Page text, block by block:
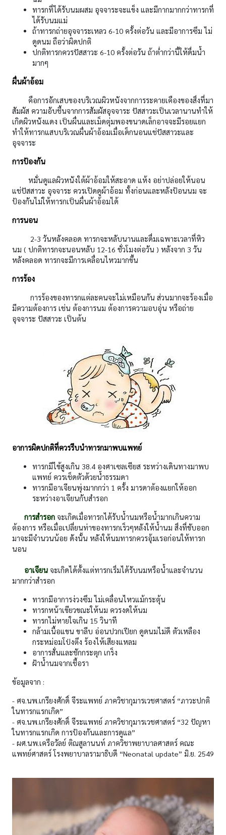
ทารกที่ได้รับนมผสม อุจจาระจะแข็ง และมีกากมากกว่าทารกที่
ได้รับนมแม่
ถ้าทารกถ่ายอุจจาระเหลว 6-10 ครั้งต่อวัน และมีอาการซึม ไม่
ดูดนม ถือว่าผิดปกติ
ปกติทารกควรปัสสาวะ 6-10 ครั้งต่อวัน ถ้าต่ำกว่านี้ให้ดื่มน้ำ
มากๆ
ผื่นผ้าอ้อม
คือการอักเสบของบริเวณผิวหนังจากการระคายเคืองของสิ่งที่มา
สัมผัส ความอับชื้นจากการสัมผัสอุจจาระ ปัสสาวะเป็นเวลานานทำให้
เกิดผิวหนังแดง เป็นผื่นและเม็ดตุ่มพองขนาดเล็กอาจจะมีรอยแยก
ทำให้ทารกแสบบริเวณผื่นผ้าอ้อมเมื่อเด็กนอนแช่ปัสสาวะและ
อุจจาระ
การป้องกัน
หมั่นดูแลผิวหนังใต้ผ้าอ้อมให้สะอาด แห้ง อย่าปล่อยให้นอน
แช่ปัสสาวะ อุจจาระ ควรเปิดดูผ้าอ้อม ทั้งก่อนและหลังป้อนนม จะ
ป้องกันไม่ให้ทารกเป็นผื่นผ้าอ้อมได้
การนอน
2-3 วันหลังคลอด ทารกจะหลับนานและดื่มเฉพาะเวลาที่หิว
นม ( ปกติทารกจะนอนหลับ 12-16 ชั่วโมงต่อวัน ) หลังจาก 3 วัน
หลังคลอด ทารกจะมีการเคลื่อนไหวมากขึ้น
การร้อง
การร้องของทารกแต่ละคนจะไม่เหมือนกัน ส่วนมากจะร้องเมื่อ
มีความต้องการ เช่น ต้องการนม ต้องการความอบอุ่น หรือถ่าย
อุจจาระ ปัสสาวะ เป็นต้น
อาการผิดปกติที่ควรรีบนำทารกมาพบแพทย์
ทารกมีไข้สูงเกิน 38.4 องศาเซลเซียส ระหว่างเดินทางมาพบ
แพทย์ ควรเช็ดตัวด้วยน้ำธรรมดา
ทารกมีอาเจียนพุ่งมากกว่า 1 ครั้ง มารดาต้องแยกให้ออก
ระหว่างอาเจียนกับสำรอก
การสำรอก จะเกิดเมื่อทารกได้รับน้ำนมหรือน้ำมากเกินความ
ต้องการ หรือเมื่อเปลี่ยนท่าของทารกเร็วๆหลังให้น้ำนม สิ่งที่ขับออก
มาจะมีจำนวนน้อย ดังนั้น หลังให้นมทารกควรอุ้มเรอก่อนให้ทารก
นอน
อาเจียน จะเกิดได้ตั้งแต่ทารกเริ่มได้รับนมหรือน้ำและจำนวน
มากกว่าสำรอก
ทารกมีอาการง่วงซึม ไม่เคลื่อนไหวแม้กระตุ้น
ทารกหน้าเขียวขณะให้นม ควรงดให้นม
ทารกไม่หายใจเกิน 15 วินาที
กล้ามเนื้อแขน ขาลีบ อ่อนปวกเปียก ดูดนมไม่ดี ตัวเหลือง
กระหม่อมโป่งตึง ร้องไห้เสียงแหลม
อาการสั่นและชักกระตุก เกร็ง
ฝ้าน้ำนมจากเชื้อรา
ข้อมูลจาก :
- ศจ.นพ.เกรียงศักดิ์ จีระแพทย์ ภาควิชากุมารเวชศาสตร์ “ภาวะปกติ
ในทารกแรกเกิด”
- ศจ.นพ.เกรียงศักดิ์ จีระแพทย์ ภาควิชากุมารเวชศาสตร์ “32 ปัญหา
ในทารกแรกเกิด การป้องกันและการดูแล”
- ผศ.นพ.เครือวัลย์ ติณสูลานนท์ ภาควิชาพยาบาลศาสตร์ คณะ
แพทย์ศาสตร์ โรงพยาบาลรามาธิบดี “Neonatal update” มิ.ย. 2549